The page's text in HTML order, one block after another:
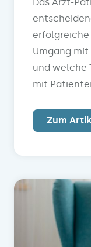
erfolgreiche
Umgang
und welche
mit
Zum